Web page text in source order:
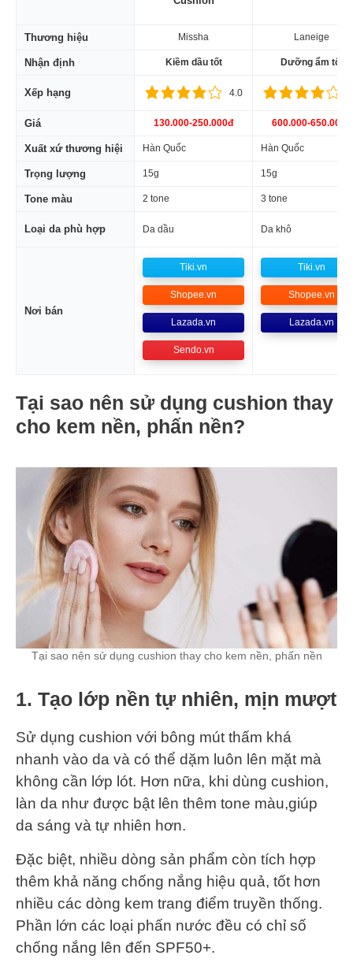
Thương hiệu Missha Laneige
Nhận định Kiềm dầu tốt Dưỡng ẩm tốt
Xếp hạng 4.0
Giá 130.000-250.000đ 600.000-650.000đ
Xuất xứ thương hiệi Hàn Quốc Hàn Quốc
Trọng lượng 15g 15g
Tone màu 2 tone 3 tone
Loại da phù hợp Da dầu Da khô
Nơi bán
Tiki.vn
Shopee.vn
Lazada.vn
Sendo.vn
Tiki.vn
Shopee.vn
Lazada.vn
Tại sao nên sử dụng cushion thay
cho kem nền, phấn nền?
Tại sao nên sử dụng cushion thay cho kem nền, phấn nền
1. Tạo lớp nền tự nhiên, mịn mượt
Sử dụng cushion với bông mút thấm khá
nhanh vào da và có thể dặm luôn lên mặt mà
không cần lớp lót. Hơn nữa, khi dùng cushion,
làn da như được bật lên thêm tone màu,giúp
da sáng và tự nhiên hơn.
Đặc biệt, nhiều dòng sản phẩm còn tích hợp
thêm khả năng chống nắng hiệu quả, tốt hơn
nhiều các dòng kem trang điểm truyền thống.
Phần lớn các loại phấn nước đều có chỉ số
chống nắng lên đến SPF50+.